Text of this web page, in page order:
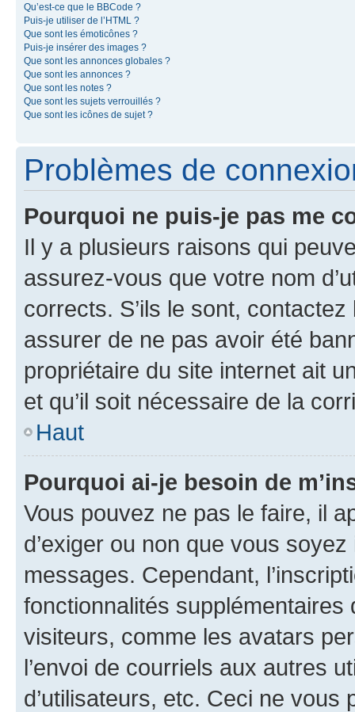
Qu’est-ce que le BBCode ?
Puis-je utiliser de l’HTML ?
Que sont les émoticônes ?
Puis-je insérer des images ?
Que sont les annonces globales ?
Que sont les annonces ?
Que sont les notes ?
Que sont les sujets verrouillés ?
Que sont les icônes de sujet ?
Problèmes de
Pourquoi ne puis-je pas me
Il y a plusieurs raisons qui
assurez-vous que votre nom
corrects. S’ils le sont,
assurer de ne pas avoir été
propriétaire du site internet ait
et qu’il soit nécessaire de la
Haut
Pourquoi ai-je besoin de
Vous pouvez ne pas le faire, il
d’exiger ou non que vous
messages. Cependant,
fonctionnalités
visiteurs, comme les avatars
l’envoi de courriels aux autres
d’utilisateurs, etc. Ceci ne vous